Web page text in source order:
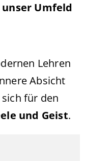
Umfeld
Lehren
Absicht
für den
und Geist.